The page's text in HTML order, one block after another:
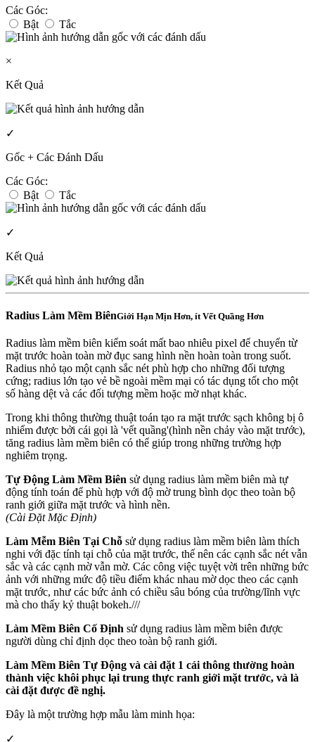
Các Góc:
Bật
Tắc
×
Kết Quả
✓
Gốc + Các Đánh Dấu
Các Góc:
Bật
Tắc
✓
Kết Quả
Radius Làm Mềm BiênGiới Hạn Mịn Hơn, ít Vết Quầng Hơn
Radius làm mềm biên kiểm soát mất bao nhiêu pixel để chuyển từ
mặt trước hoàn toàn mờ đục sang hình nền hoàn toàn trong suốt.
Radius nhỏ tạo một cạnh sắc nét phù hợp cho những đối tượng
cứng; radius lớn tạo vẻ bề ngoài mềm mại có tác dụng tốt cho một
số hàng dệt và các đối tượng mềm hoặc mờ nhạt khác.
Trong khi thông thường thuật toán tạo ra mặt trước sạch không bị ô
nhiểm được bởi cái gọi là 'vết quầng'(hình nền chảy vào mặt trước),
tăng radius làm mềm biên có thể giúp trong những trường hợp
nghiêm trọng.
Tự Động Làm Mềm Biên sử dụng radius làm mềm biên mà tự
động tính toán để phù hợp với độ mờ trung bình dọc theo toàn bộ
ranh giới giữa mặt trước và hình nền.
(Cài Đặt Mặc Định)
Làm Mễm Biên Tại Chỗ sử dụng radius làm mềm biên làm thích
nghi với đặc tính tại chỗ của mặt trước, thế nên các cạnh sắc nét vẫn
sắc và các cạnh mờ vẫn mờ. Các công việc tuyệt vời trên những bức
ảnh với những mức độ tiều điểm khác nhau mờ dọc theo các cạnh
mặt trước, như các bức ảnh có chiều sâu bóng của trường/lĩnh vực
mà cho thấy kỷ thuật bokeh.///
Làm Mềm Biên Cố Định sử dụng radius làm mềm biên được
người dùng chỉ định dọc theo toàn bộ ranh giới.
Làm Mềm Biên Tự Động và cài đặt 1 cái thông thường hoàn
thành việc khôi phục lại trung thực ranh giới mặt trước, và là
cài đặt được đề nghị.
Đây là một trường hợp mẫu làm minh họa:
✓